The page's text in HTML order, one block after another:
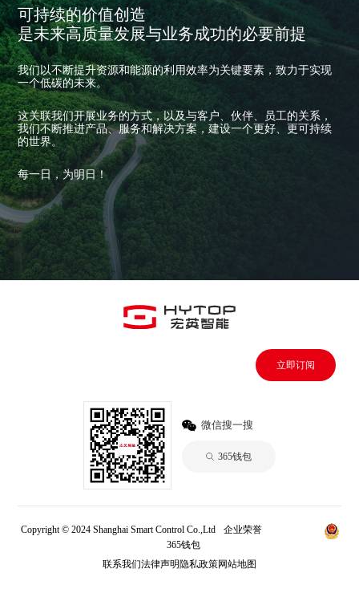
可持续的价值创造
是未来高质量发展与业务成功的必要前提
我们以不断提升资源和能源的利用效率为关键要素，致力于实现
一个低碳的未来。
这关联我们开展业务的方式，以及与客户、伙伴、员工的关系，
我们不断推进产品、服务和解决方案，建设一个更好、更可持续
的世界。
每一日，为明日！
立即订阅
微信搜一搜
365钱包
Copyright © 2024 Shanghai Smart Control Co.,Ltd 企业荣誉
365钱包
联系我们法律声明隐私政策网站地图